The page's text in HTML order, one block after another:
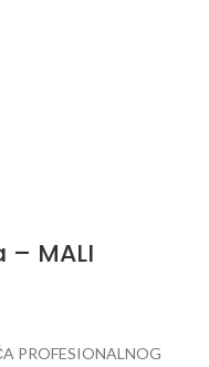
– MALI
PROFESIONALNOG